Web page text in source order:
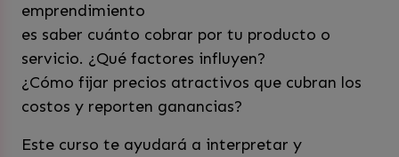
emprendimiento
es saber cuánto cobrar por tu producto o
servicio. ¿Qué factores influyen?
¿Cómo fijar precios atractivos que cubran los
costos y reporten ganancias?
Este curso te ayudará a interpretar y